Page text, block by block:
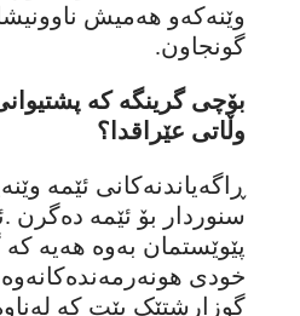
وێنەکەو هەمیش
گونجاون.
بۆچی گرینگە کە
وڵاتی عێراقدا؟
ڕاگەیاندنەکانی ئێمە
سنوردار بۆ ئێمە دەگرن
پێوێستمان بەوە هەیە کە
خودی هونەرمەندەکانەوە
گوزارشتێک بێت کە